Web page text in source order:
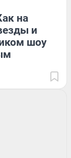
на
и
шоу